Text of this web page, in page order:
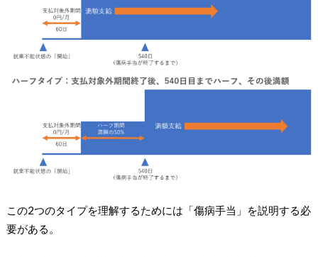
この2つのタイプを理解するためには「傷病手当」を説明する必
要がある。